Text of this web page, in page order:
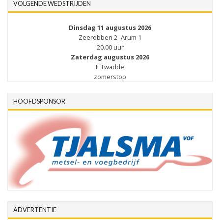
VOLGENDE WEDSTRIJDEN
Dinsdag 11 augustus 2026
Zeerobben 2 -Arum 1
20.00 uur
Zaterdag augustus 2026
It Twadde
zomerstop
HOOFDSPONSOR
ADVERTENTIE